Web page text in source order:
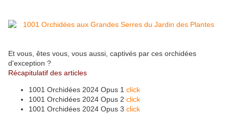
Et vous, êtes vous, vous aussi, captivés par ces orchidées
d'exception ?
Récapitulatif des articles
1001 Orchidées 2024 Opus 1 click
1001 Orchidées 2024 Opus 2 click
1001 Orchidées 2024 Opus 3 click